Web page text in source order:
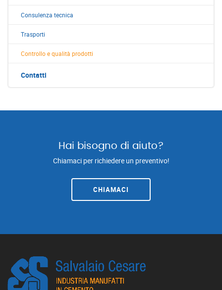
Consulenza tecnica
Trasporti
Controllo e qualità prodotti
Contatti
Hai bisogno di aiuto?
Chiamaci per richiedere un preventivo!
CHIAMACI